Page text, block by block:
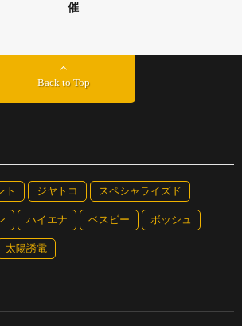
催
Back to Top
ト ジヤトコ スペシャライズド
ハイエナ ベスビー ボッシュ
太陽誘電